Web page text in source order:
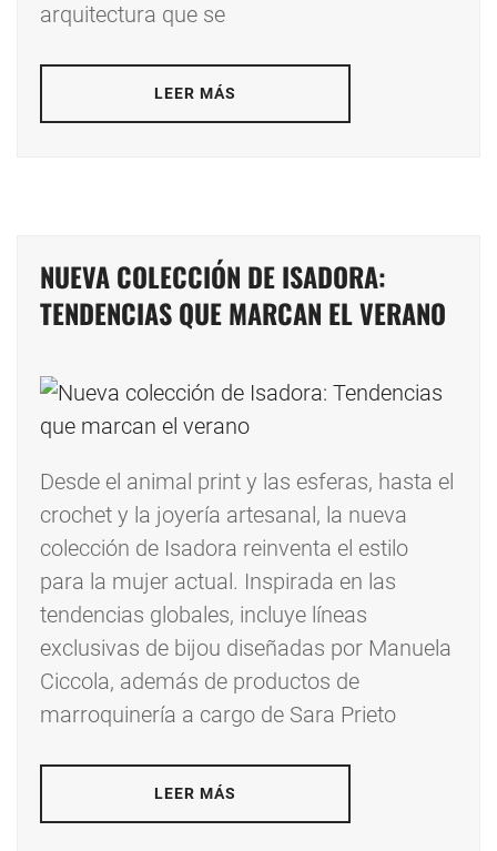
arquitectura que se
LEER MÁS
NUEVA COLECCIÓN DE ISADORA:
TENDENCIAS QUE MARCAN EL VERANO
Desde el animal print y las esferas, hasta el
crochet y la joyería artesanal, la nueva
colección de Isadora reinventa el estilo
para la mujer actual. Inspirada en las
tendencias globales, incluye líneas
exclusivas de bijou diseñadas por Manuela
Ciccola, además de productos de
marroquinería a cargo de Sara Prieto
LEER MÁS